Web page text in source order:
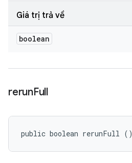
Giá trị trả về
boolean
rerunFull
public boolean rerunFull ()